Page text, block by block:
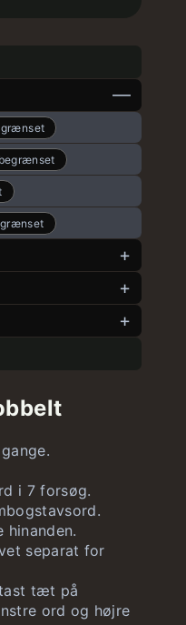
i 7 forsøg.
hinanden.
separat for
tæt på
ord og højre